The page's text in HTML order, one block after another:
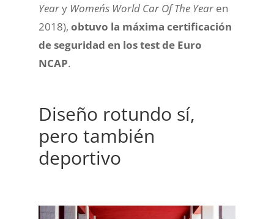
Yeary Women´s World Car Of The Yearen
2018), obtuvo la máxima certificación
de seguridad en los test de Euro
NCAP.
Diseño rotundo sí,
pero también
deportivo